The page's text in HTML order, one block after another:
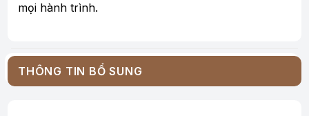
mọi hành trình.
THÔNG TIN BỔ SUNG